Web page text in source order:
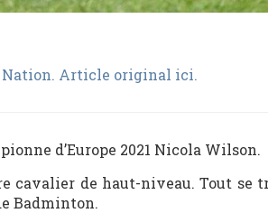
Article original ici.
d’Europe 2021 Nicola Wilson.
cavalier de haut-niveau. Tout se
Badminton.